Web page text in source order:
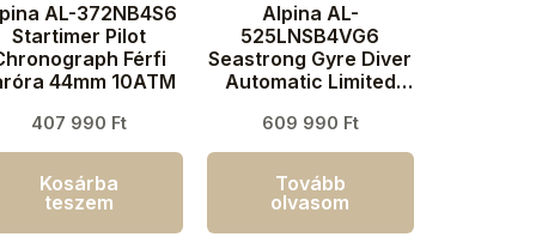
AL-372NB4S6
Startimer Pilot
Férfi
44mm 10ATM
407 990 Ft
Kosárba
teszem
Alpina AL-
525LNSB4VG6
Seastrong Gyre Diver
Automatic Limited
44mm 30ATM
609 990 Ft
Tovább
olvasom